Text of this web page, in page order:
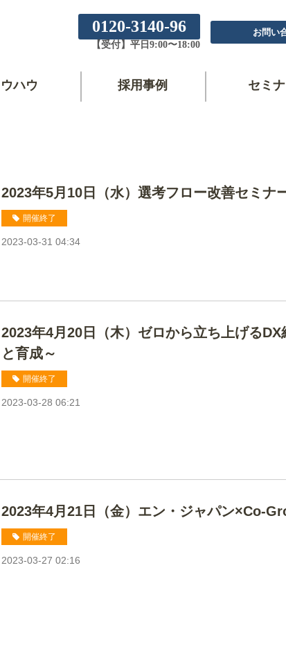
0120-3140-96
【受付】平日9:00〜18:00
お問い
ハウ 採用事例 セミ
2023年5月10日（水）選考フロー改善セミナ
開催終了
2023-03-31 04:34
2023年4月20日（木）ゼロから立ち上げる
と育成～
開催終了
2023-03-28 06:21
2023年4月21日（金）エン・ジャパン×Co-
開催終了
2023-03-27 02:16